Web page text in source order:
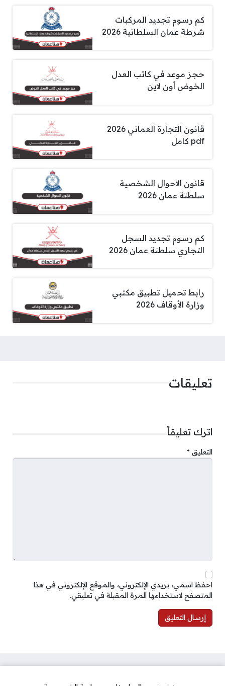
كم رسوم تجديد المركبات
شرطة عمان السلطانية 2026
حجز موعد في كاتب العدل
الخوض أون لاين
قانون التجارة العماني 2026
pdf كامل
قانون الاحوال الشخصية
سلطنة عمان 2026
كم رسوم تجديد السجل
التجاري سلطنة عمان 2026
رابط تحميل تطبيق مكتبي
وزارة الأوقاف 2026
تعليقات
اترك تعليقاً
التعليق *
احفظ اسمي، بريدي الإلكتروني، والموقع الإلكتروني في هذا
المتصفح لاستخدامها المرة المقبلة في تعليقي.